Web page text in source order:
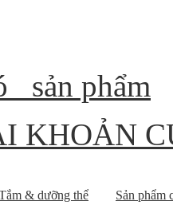
sản phẩm
KHOẢN
& dưỡng thể
Sản phẩm